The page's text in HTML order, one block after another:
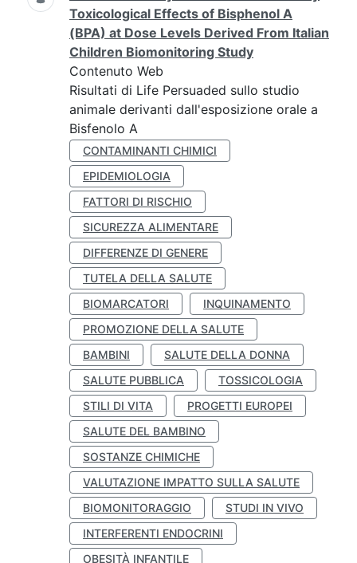
Toxicological Effects of Bisphenol A
(BPA) at Dose Levels Derived From Italian
Children Biomonitoring Study
Contenuto Web
Risultati di Life Persuaded sullo studio
animale derivanti dall'esposizione orale a
Bisfenolo A
CONTAMINANTI CHIMICI
EPIDEMIOLOGIA
FATTORI DI RISCHIO
SICUREZZA ALIMENTARE
DIFFERENZE DI GENERE
TUTELA DELLA SALUTE
BIOMARCATORI
INQUINAMENTO
PROMOZIONE DELLA SALUTE
BAMBINI
SALUTE DELLA DONNA
SALUTE PUBBLICA
TOSSICOLOGIA
STILI DI VITA
PROGETTI EUROPEI
SALUTE DEL BAMBINO
SOSTANZE CHIMICHE
VALUTAZIONE IMPATTO SULLA SALUTE
BIOMONITORAGGIO
STUDI IN VIVO
INTERFERENTI ENDOCRINI
OBESITÀ INFANTILE